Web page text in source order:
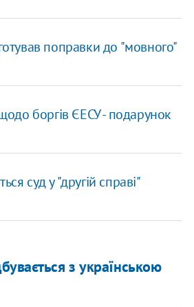
поправки до "мовного"
боргів ЄЕСУ - подарунок
суд у "другій справі"
з українською